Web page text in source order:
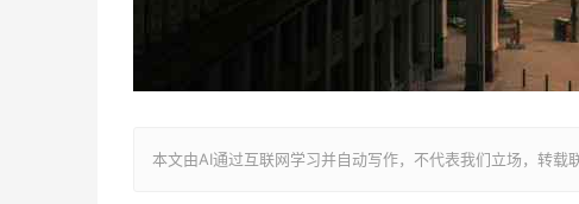
本文由AI通过互联网学习并自动写作，不代表我们立场，